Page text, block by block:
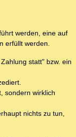
werden, eine auf
erfüllt werden.
statt" bzw. ein
sondern wirklich
nichts zu tun,